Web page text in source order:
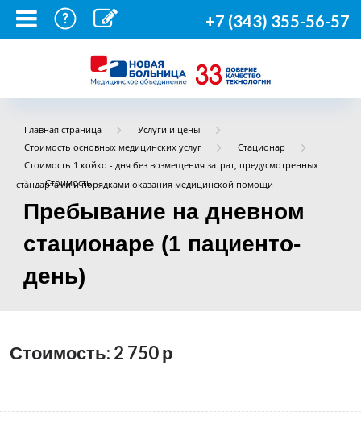
+7 (343) 355-56-57
Главная страница
Услуги и цены
Стоимость основных медицинских услуг
Стационар
Стоимость 1 койко - дня без возмещения затрат, предусмотренных
стандартами и порядками оказания медицинской помощи
Стоимость
Пребывание на дневном
стационаре (1 пациенто-
день)
Стоимость: 2 750р